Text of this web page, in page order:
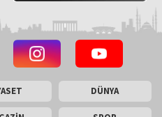
DÜNYA